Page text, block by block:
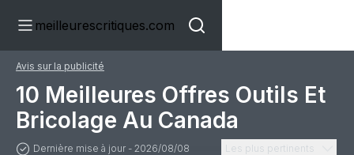
meilleurescritiques.com
Avis sur la publicité
10 Meilleures Offres Outils Et
Bricolage Au Canada
Dernière mise à jour - 2026/08/08 Les plus pertinents